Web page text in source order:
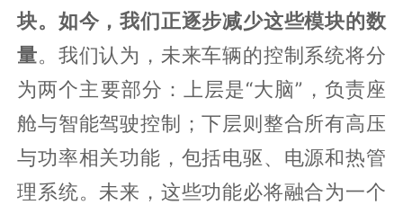
块。如今，我们正逐步减少这些模块的数
量。我们认为，未来车辆的控制系统将分
为两个主要部分：上层是“大脑”，负责座
舱与智能驾驶控制；下层则整合所有高压
与功率相关功能，包括电驱、电源和热管
理系统。未来，这些功能必将融合为一个